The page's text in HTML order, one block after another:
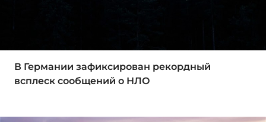
В Германии зафиксирован рекордный
всплеск сообщений о НЛО